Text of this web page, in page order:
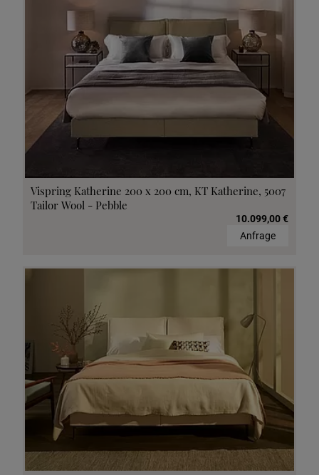
Vispring Katherine 200 x 200 cm, KT Katherine, 5007
Tailor Wool - Pebble
10.099,00 €
Anfrage